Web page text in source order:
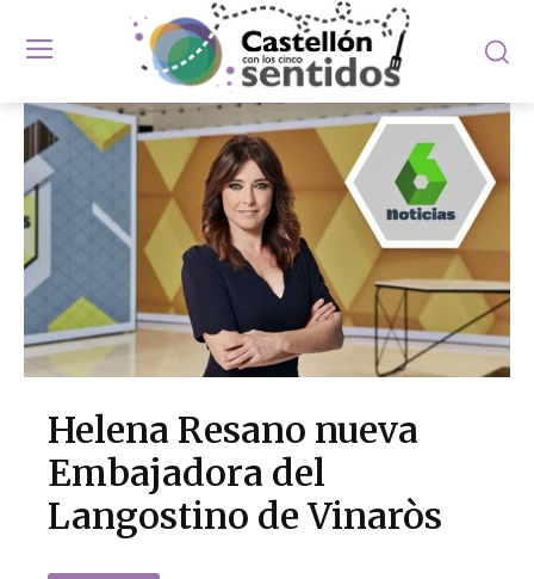
Helena Resano nueva
Embajadora del
Langostino de Vinaròs